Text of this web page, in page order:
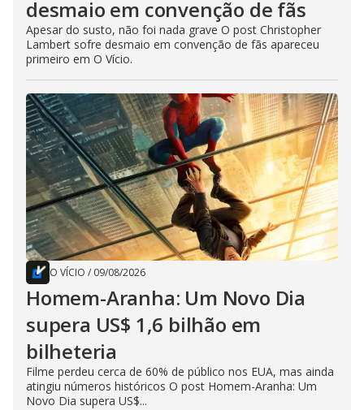
desmaio em convenção de fãs
Apesar do susto, não foi nada grave O post Christopher
Lambert sofre desmaio em convenção de fãs apareceu
primeiro em O Vício.
O VÍCIO / 09/08/2026
Homem-Aranha: Um Novo Dia
supera US$ 1,6 bilhão em
bilheteria
Filme perdeu cerca de 60% de público nos EUA, mas ainda
atingiu números históricos O post Homem-Aranha: Um
Novo Dia supera US$...